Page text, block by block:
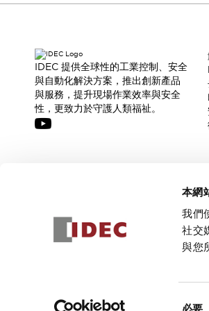
本網
我們
社交
與您
必要
IDEC 提供全球性的工業控制、安全
與自動化解決方案，推出創新產品
與服務，提升現場作業效率與安全
性，更致力於守護人類福祉。
隱私權政策